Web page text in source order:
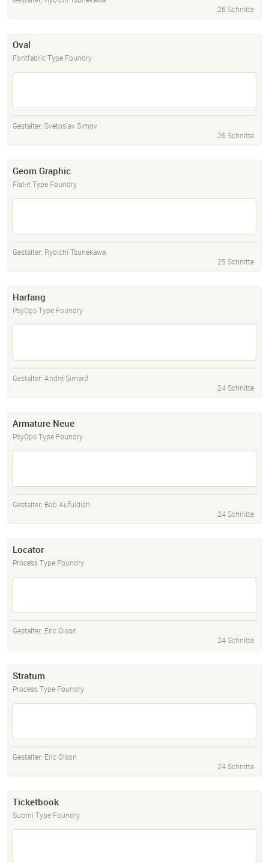
26 Schnitte
Oval
Fontfabric Type Foundry
Gestalter: Svetoslav Simov
26 Schnitte
Geom Graphic
Flat-it Type Foundry
Gestalter: Ryoichi Tsunekawa
25 Schnitte
Harfang
PsyOps Type Foundry
Gestalter: André Simard
24 Schnitte
Armature Neue
PsyOps Type Foundry
Gestalter: Bob Aufuldish
24 Schnitte
Locator
Process Type Foundry
Gestalter: Eric Olson
24 Schnitte
Stratum
Process Type Foundry
Gestalter: Eric Olson
24 Schnitte
Ticketbook
Suomi Type Foundry